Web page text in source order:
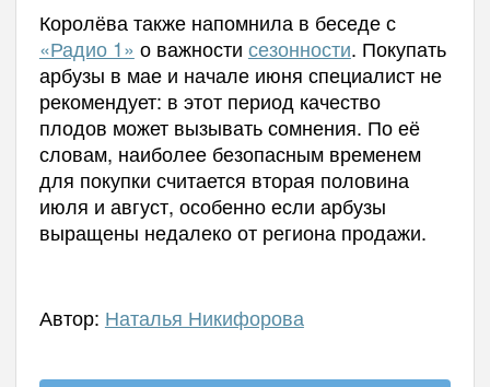
Королёва также напомнила в беседе с
«Радио 1» о важности сезонности. Покупать
арбузы в мае и начале июня специалист не
рекомендует: в этот период качество
плодов может вызывать сомнения. По её
словам, наиболее безопасным временем
для покупки считается вторая половина
июля и август, особенно если арбузы
выращены недалеко от региона продажи.
Автор: Наталья Никифорова